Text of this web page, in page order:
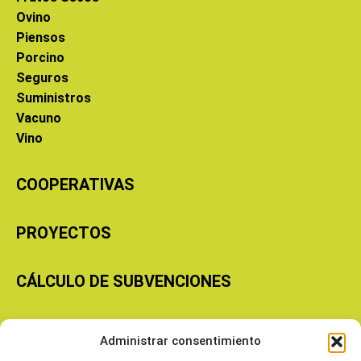
Administrar consentimiento
Ovino
Piensos
Porcino
Seguros
Suministros
Vacuno
Vino
COOPERATIVAS
PROYECTOS
CÁLCULO DE SUBVENCIONES